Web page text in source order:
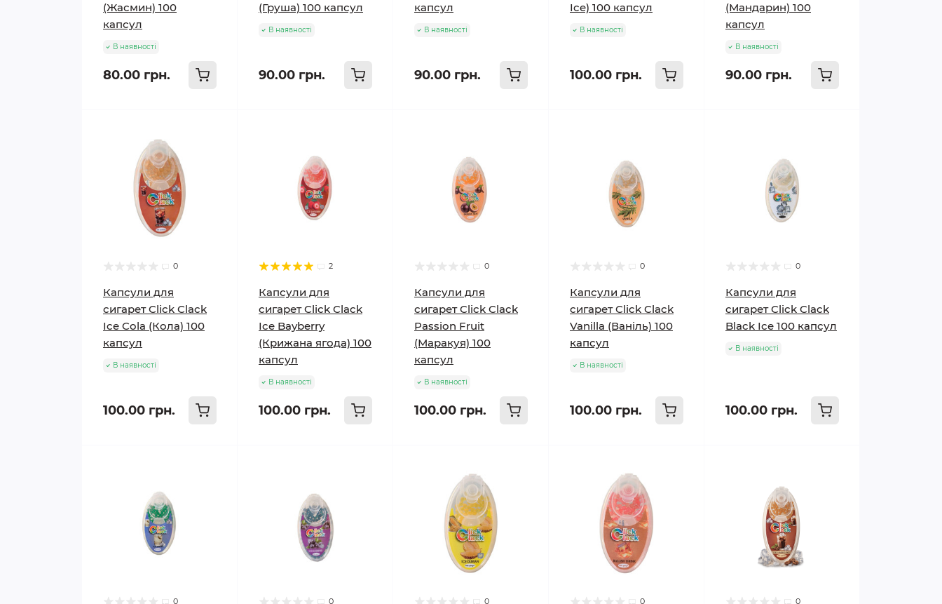
(Жасмин) 100
капсул
В наявності
80.00 грн.
(Груша) 100 капсул
В наявності
90.00 грн.
капсул
В наявності
90.00 грн.
Ice) 100 капсул
В наявності
100.00 грн.
(Мандарин) 100
капсул
В наявності
90.00 грн.
0
Капсули для
сигарет Click Clack
Ice Cola (Кола) 100
капсул
В наявності
100.00 грн.
2
Капсули для
сигарет Click Clack
Ice Bayberry
(Крижана ягода) 100
капсул
В наявності
100.00 грн.
0
Капсули для
сигарет Click Clack
Passion Fruit
(Маракуя) 100
капсул
В наявності
100.00 грн.
0
Капсули для
сигарет Click Clack
Vanilla (Ваніль) 100
капсул
В наявності
100.00 грн.
0
Капсули для
сигарет Click Clack
Black Ice 100 капсул
В наявності
100.00 грн.
0 0 0 0 0